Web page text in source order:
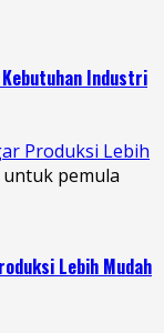
Industri
Produksi Lebih
Lebih Mudah